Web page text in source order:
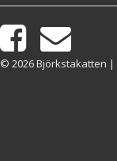
© 2026 Björkstakatten |